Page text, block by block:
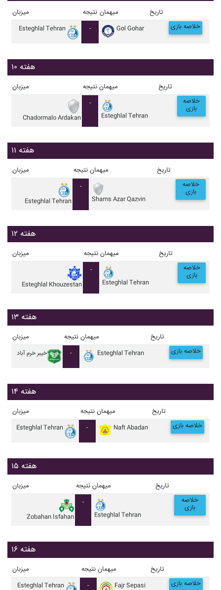
میزبان نتیجه میهمان تاریخ
Esteghlal Tehran - Gol Gohar خلاصه بازی
هفته ۱۰
میزبان نتیجه میهمان تاریخ
Chadormalo Ardakan
-
Esteghlal Tehran
خلاصه
بازی
هفته ۱۱
میزبان نتیجه میهمان تاریخ
Esteghlal Tehran
-
Shams Azar Qazvin
خلاصه
بازی
هفته ۱۲
میزبان نتیجه میهمان تاریخ
Esteghlal Khouzestan
-
Esteghlal Tehran
خلاصه
بازی
هفته ۱۳
میزبان نتیجه میهمان تاریخ
خيبر خرم آباد - Esteghlal Tehran خلاصه بازی
هفته ۱۴
میزبان نتیجه میهمان تاریخ
Esteghlal Tehran - Naft Abadan خلاصه بازی
هفته ۱۵
میزبان نتیجه میهمان تاریخ
Zobahan Isfahan
-
Esteghlal Tehran
خلاصه
بازی
هفته ۱۶
میزبان نتیجه میهمان تاریخ
Esteghlal Tehran - Fajr Sepasi خلاصه بازی